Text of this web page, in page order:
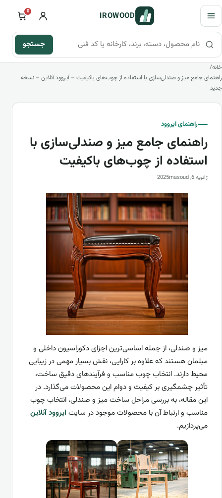
رفتن به محتوای اصلی
باز کردن منو IROWOOD
0
جستجو در محصولات، دسته‌ها و راهنما
جستجو
خانه/
راهنمای جامع میز و صندلی‌سازی با استفاده از چوب‌های باکیفیت – آیروود آنلاین – نسخه
جدید
راهنمای ایروود
راهنمای جامع میز و صندلی‌سازی با
استفاده از چوب‌های باکیفیت
ژانویه 6, 2025 masoud
میز و صندلی، از جمله اساسی‌ترین اجزای دکوراسیون داخلی و
مبلمان هستند که علاوه بر کارایی، نقش بسیار مهمی در زیبایی
محیط دارند. انتخاب چوب مناسب و فرآیندهای دقیق ساخت،
تأثیر چشمگیری بر کیفیت و دوام این محصولات می‌گذارد. در
این مقاله، به بررسی مراحل ساخت میز و صندلی، انتخاب چوب
مناسب و ارتباط آن با محصولات موجود در سایت ایروود آنلاین
می‌پردازیم.